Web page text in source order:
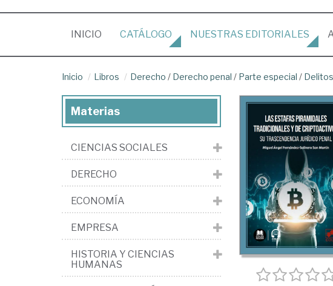
INICIO (CURRENT)
CATÁLOGO NUESTRAS EDITORIALES
Inicio Libros Derecho / Derecho penal / Parte especial /
Materias
CIENCIAS SOCIALES
DERECHO
ECONOMÍA
EMPRESA
HISTORIA Y CIENCIAS
HUMANAS